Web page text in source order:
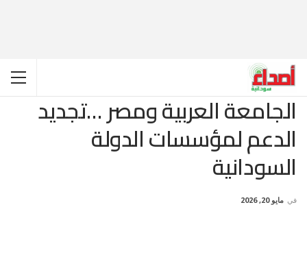
الجامعة العربية ومصر …تجديد
الدعم لمؤسسات الدولة
السودانية
في مايو 20, 2026